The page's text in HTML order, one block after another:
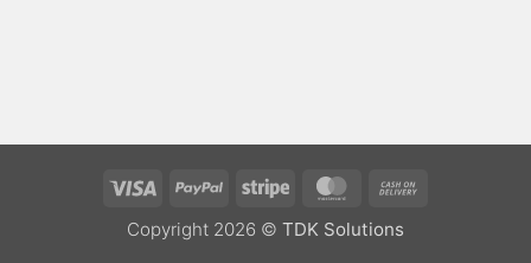
Visa PayPal Stripe MasterCard
Copyright 2026 © TDK Solutions